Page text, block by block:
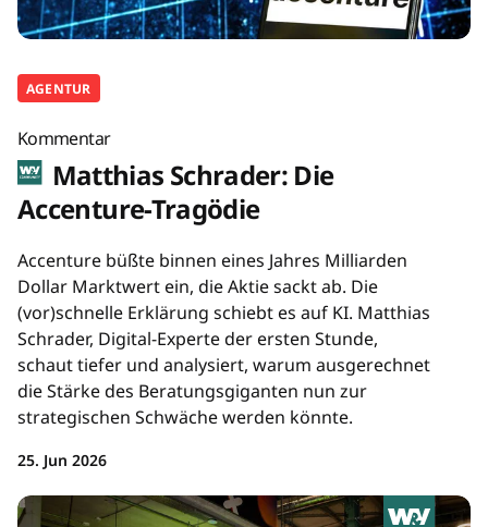
AGENTUR
Kommentar
Matthias Schrader: Die
Accenture-Tragödie
Accenture büßte binnen eines Jahres Milliarden
Dollar Marktwert ein, die Aktie sackt ab. Die
(vor)schnelle Erklärung schiebt es auf KI. Matthias
Schrader, Digital-Experte der ersten Stunde,
schaut tiefer und analysiert, warum ausgerechnet
die Stärke des Beratungsgiganten nun zur
strategischen Schwäche werden könnte.
25. Jun 2026